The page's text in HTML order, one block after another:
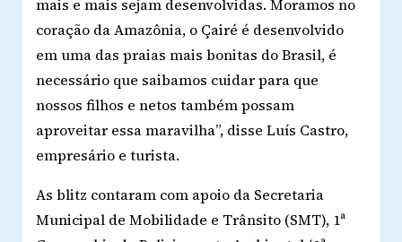
mais e mais sejam desenvolvidas. Moramos no
coração da Amazônia, o Çairé é desenvolvido
em uma das praias mais bonitas do Brasil, é
necessário que saibamos cuidar para que
nossos filhos e netos também possam
aproveitar essa maravilha”, disse Luís Castro,
empresário e turista.
As blitz contaram com apoio da Secretaria
Municipal de Mobilidade e Trânsito (SMT), 1ª